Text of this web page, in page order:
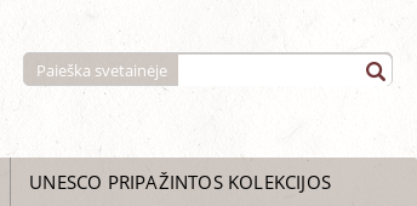
Paieška svetainėje
UNESCO PRIPAŽINTOS KOLEKCIJOS